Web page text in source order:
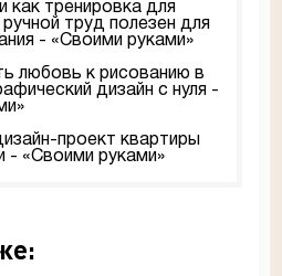
как тренировка для
труд полезен для
- «Своими руками»
любовь к рисованию в
дизайн с нуля -
проект квартиры
- «Своими руками»